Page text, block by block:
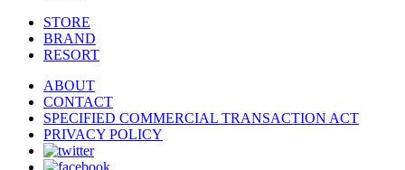
STORE
BRAND
RESORT
ABOUT
CONTACT
SPECIFIED COMMERCIAL TRANSACTION ACT
PRIVACY POLICY